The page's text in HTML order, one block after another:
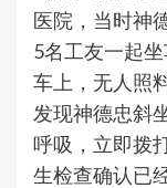
医院，当时神
5名工友一起
车上，无人照
发现神德忠斜
呼吸，立即拨
生检查确认已